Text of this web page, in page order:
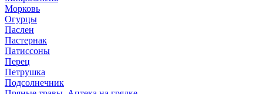
Морковь
Огурцы
Паслен
Пастернак
Патиссоны
Перец
Петрушка
Подсолнечник